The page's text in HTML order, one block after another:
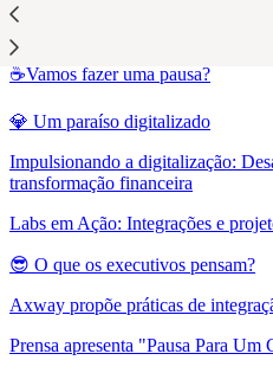
☕Vamos fazer uma pausa?
💎 Um paraíso digitalizado
Impulsionando a digitalização:
transformação financeira
Labs em Ação: Integrações e
😎 O que os executivos pensam?
Axway propõe práticas de
Prensa apresenta "Pausa Para Um